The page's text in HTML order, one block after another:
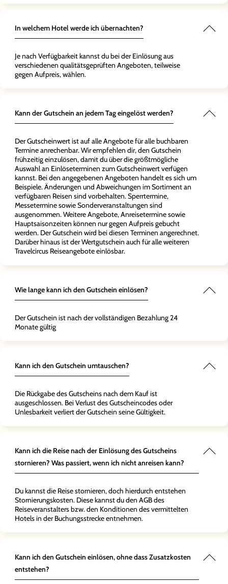
In welchem Hotel werde ich übernachten?
Je nach Verfügbarkeit kannst du bei der Einlösung aus
verschiedenen qualitätsgeprüften Angeboten, teilweise
gegen Aufpreis, wählen.
Kann der Gutschein an jedem Tag eingelöst werden?
Der Gutscheinwert ist auf alle Angebote für alle buchbaren
Termine anrechenbar. Wir empfehlen dir, den Gutschein
frühzeitig einzulösen, damit du über die größtmögliche
Auswahl an Einlöseterminen zum Gutscheinwert verfügen
kannst. Bei den angegebenen Angeboten handelt es sich um
Beispiele. Änderungen und Abweichungen im Sortiment an
verfügbaren Reisen sind vorbehalten. Sperrtermine,
Messetermine sowie Sonderveranstaltungen sind
ausgenommen. Weitere Angebote, Anreisetermine sowie
Hauptsaisonzeiten können nur gegen Aufpreis gebucht
werden. Der Gutschein wird bei diesen Terminen angerechnet.
Darüber hinaus ist der Wertgutschein auch für alle weiteren
Travelcircus Reiseangebote einlösbar.
Wie lange kann ich den Gutschein einlösen?
Der Gutschein ist nach der vollständigen Bezahlung 24
Monate gültig
Kann ich den Gutschein umtauschen?
Die Rückgabe des Gutscheins nach dem Kauf ist
ausgeschlossen. Bei Verlust des Gutscheincodes oder
Unlesbarkeit verliert der Gutschein seine Gültigkeit.
Kann ich die Reise nach der Einlösung des Gutscheins
stornieren? Was passiert, wenn ich nicht anreisen kann?
Du kannst die Reise stornieren, doch hierdurch entstehen
Stornierungskosten. Diese kannst du den AGB des
Reiseveranstalters bzw. den Konditionen des vermittelten
Hotels in der Buchungsstrecke entnehmen.
Kann ich den Gutschein einlösen, ohne dass Zusatzkosten
entstehen?